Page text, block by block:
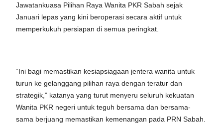
Jawatankuasa Pilihan Raya Wanita PKR Sabah sejak
Januari lepas yang kini beroperasi secara aktif untuk
memperkukuh persiapan di semua peringkat.
“Ini bagi memastikan kesiapsiagaan jentera wanita untuk
turun ke gelanggang pilihan raya dengan teratur dan
strategik,” katanya yang turut menyeru seluruh kekuatan
Wanita PKR negeri untuk teguh bersama dan bersama-
sama berjuang memastikan kemenangan pada PRN Sabah.